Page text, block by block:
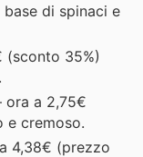
di spinaci e
(sconto 35%)
ora a 2,75€
e cremoso.
4,38€ (prezzo